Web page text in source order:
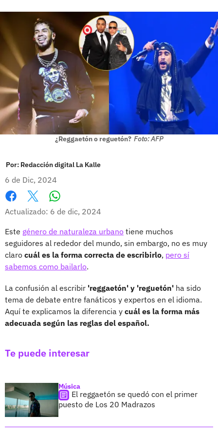
¿Reggaetón o reguetón? Foto: AFP
Por: Redacción digital La Kalle
6 de Dic, 2024
Facebook
X
Actualizado: 6 de dic, 2024
Este género de naturaleza urbano tiene muchos
seguidores al rededor del mundo, sin embargo, no es muy
claro cuál es la forma correcta de escribirlo, pero sí
sabemos como bailarlo.
La confusión al escribir 'reggaetón' y 'reguetón' ha sido
tema de debate entre fanáticos y expertos en el idioma.
Aquí te explicamos la diferencia y cuál es la forma más
adecuada según las reglas del español.
Te puede interesar
Música
El reggaetón se quedó con el primer
puesto de Los 20 Madrazos